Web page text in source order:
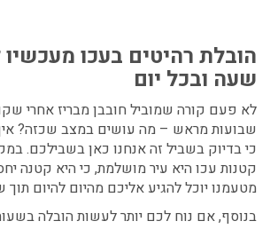
הובלת רהיטים בעכו
שעה ובכל יום
לא פעם קורה שמוביל חובבן מבריז אחרי
שבועות מראש – מה עושים במצב שכזה?
כי בדיוק בשביל זה אנחנו כאן בשבילכם.
קטנות עכו היא עיר מושלמת, כי היא קטנה
מטעמנו יוכל להגיע אליכם מהיום להיום
בנוסף, אם נוח לכם יותר לעשות הובלה